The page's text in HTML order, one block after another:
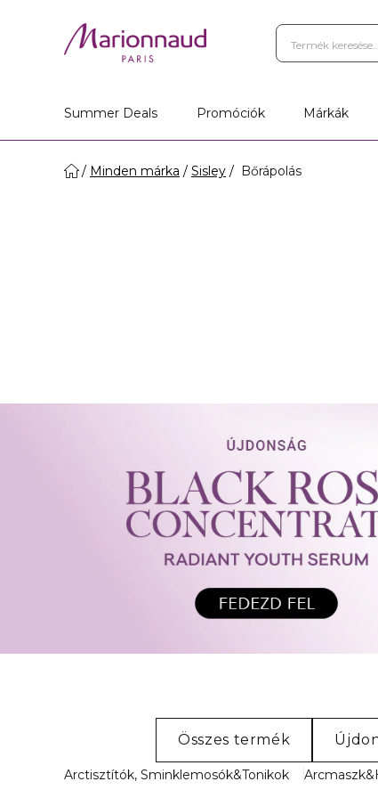
Summer Deals Promóciók Márkák
Minden márka Sisley Bőrápolás
Összes termék
Arctisztítók, Sminklemosók&Tonikok